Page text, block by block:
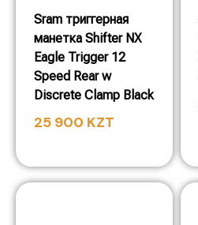
Sram триггерная
манетка Shifter NX
Eagle Trigger 12
Speed Rear w
Discrete Clamp Black
25 900 KZT